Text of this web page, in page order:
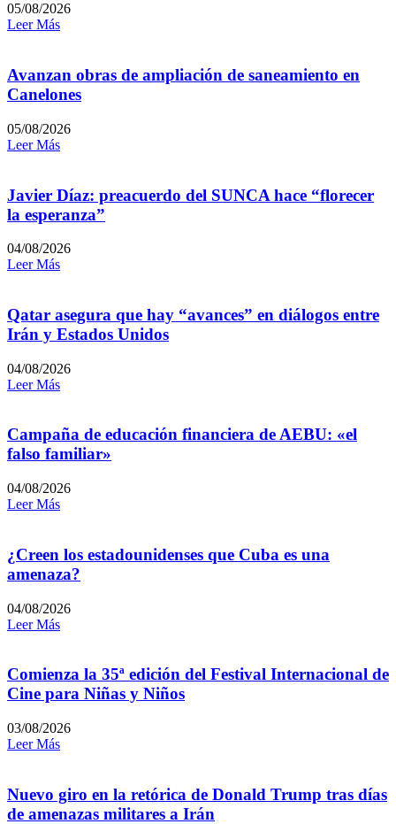
05/08/2026
Leer Más
Avanzan obras de ampliación de saneamiento en
Canelones
05/08/2026
Leer Más
Javier Díaz: preacuerdo del SUNCA hace “florecer
la esperanza”
04/08/2026
Leer Más
Qatar asegura que hay “avances” en diálogos entre
Irán y Estados Unidos
04/08/2026
Leer Más
Campaña de educación financiera de AEBU: «el
falso familiar»
04/08/2026
Leer Más
¿Creen los estadounidenses que Cuba es una
amenaza?
04/08/2026
Leer Más
Comienza la 35ª edición del Festival Internacional de
Cine para Niñas y Niños
03/08/2026
Leer Más
Nuevo giro en la retórica de Donald Trump tras días
de amenazas militares a Irán